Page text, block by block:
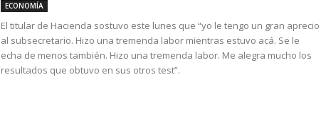
ECONOMÍA
El titular de Hacienda sostuvo este lunes que “yo le tengo un gran aprecio
al subsecretario. Hizo una tremenda labor mientras estuvo acá. Se le
echa de menos también. Hizo una tremenda labor. Me alegra mucho los
resultados que obtuvo en sus otros test”.